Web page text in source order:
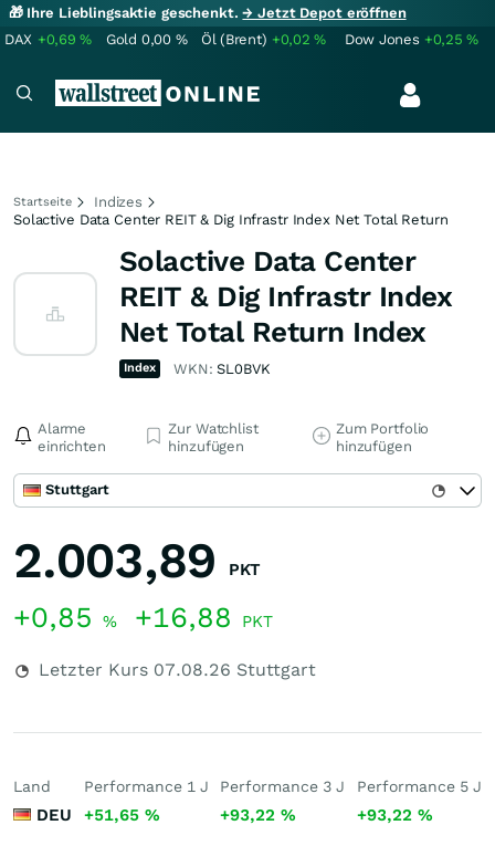
🎁 Ihre Lieblingsaktie geschenkt.→ Jetzt Depot eröffnen
DAX +0,69% Gold 0,00 % Öl (Brent) +0,02% Dow Jones +0,25%
Startseite
Indizes
Solactive Data Center REIT & Dig Infrastr Index Net Total Return
Solactive Data Center
REIT & Dig Infrastr Index
Net Total Return Index
Index WKN:SL0BVK
Alarme
einrichten
Zur Watchlist
hinzufügen
Zum Portfolio
hinzufügen
Stuttgart
2.003,89 PKT
+0,85 % +16,88 PKT
Letzter Kurs 07.08.26 Stuttgart
Land
DEU
Performance 1 J
+51,65 %
Performance 3 J
+93,22%
Performance 5 J
+93,22 %